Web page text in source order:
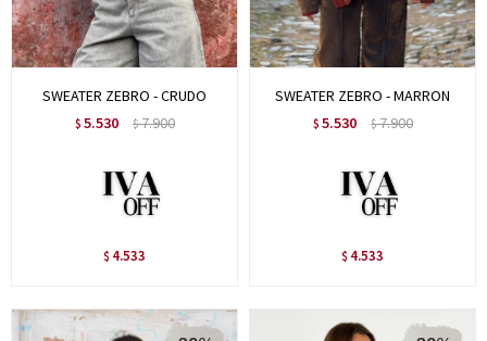
SWEATER ZEBRO - CRUDO
$ 5.530 $7.900
$ 4.533
SWEATER ZEBRO - MARRON
$ 5.530 $7.900
$ 4.533